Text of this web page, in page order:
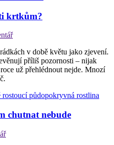
krtkům?
v době květu jako zjevení.
příliš pozornosti – nijak
už přehlédnout nejde. Mnozí
chutnat nebude